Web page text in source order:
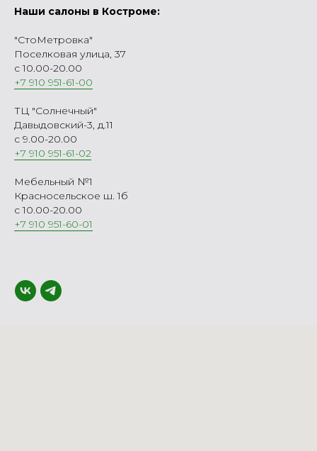
Наши салоны в Костроме:
"СтоМетровка"
Поселковая улица, 37
с 10.00-20.00
+7 910 951-61-00
ТЦ "Солнечный"
Давыдовский-3, д.11
с 9.00-20.00
+7 910 951-61-02
Мебельный №1
Красносельское ш. 1б
с 10.00-20.00
+7 910 951-60-01